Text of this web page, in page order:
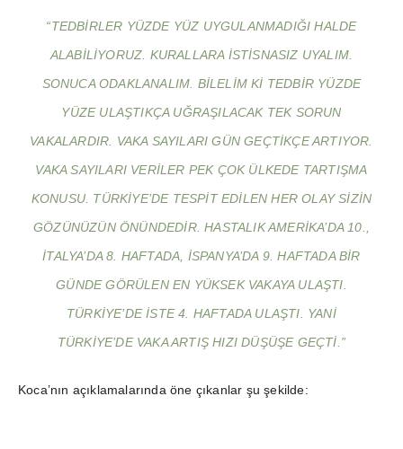
“TEDBIRLER YÜZDE YÜZ UYGULANMADIĞI HALDE
ALABILIYORUZ. KURALLARA ISTISNASIZ UYALIM.
SONUCA ODAKLANALIM. BILELIM KI TEDBIR YÜZDE
YÜZE ULAŞTIKÇA UĞRAŞILACAK TEK SORUN
VAKALARDIR. VAKA SAYILARI GÜN GEÇTIKÇE ARTIYOR.
VAKA SAYILARI VERILER PEK ÇOK ÜLKEDE TARTIŞMA
KONUSU. TÜRKIYE’DE TESPIT EDILEN HER OLAY SIZIN
GÖZÜNÜZÜN ÖNÜNDEDIR. HASTALIK AMERIKA’DA 10.,
İTALYA’DA 8. HAFTADA, İSPANYA’DA 9. HAFTADA BIR
GÜNDE GÖRÜLEN EN YÜKSEK VAKAYA ULAŞTI.
TÜRKIYE’DE ISTE 4. HAFTADA ULAŞTI. YANI
TÜRKIYE’DE VAKA ARTIŞ HIZI DÜŞÜŞE GEÇTI.”
Koca’nın açıklamalarında öne çıkanlar şu şekilde: